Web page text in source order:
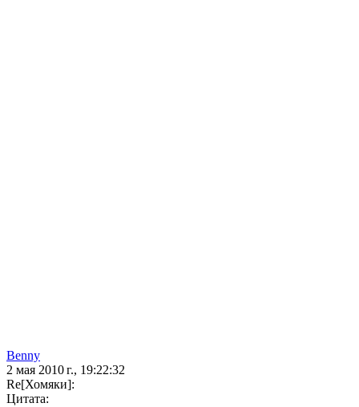
Benny
2 мая 2010 г., 19:22:32
Re[Хомяки]:
Цитата: